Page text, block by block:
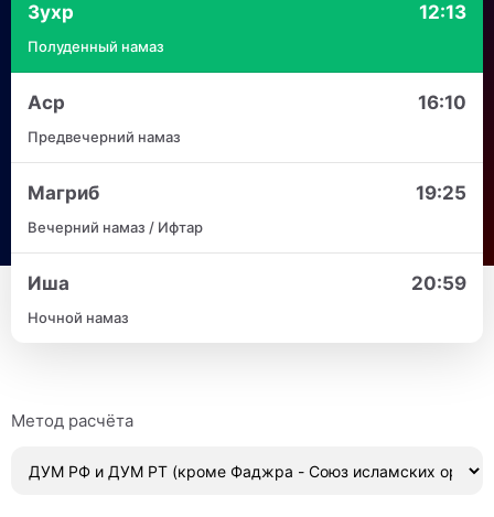
Зухр 12:13
Полуденный намаз
Аср 16:10
Предвечерний намаз
Магриб 19:25
Вечерний намаз / Ифтар
Иша 20:59
Ночной намаз
Метод расчёта